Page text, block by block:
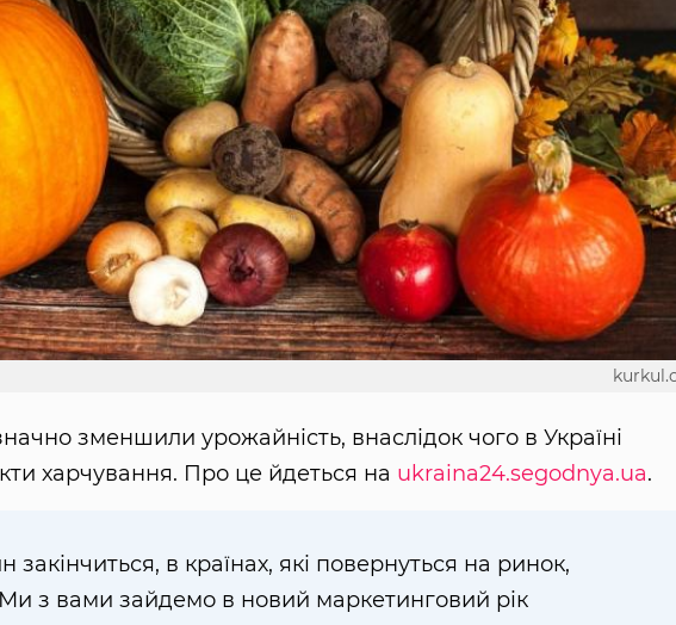
зменшили урожайність, внаслідок чого в Україні
харчування. Про це йдеться на ukraina24.segodnya.ua.
закінчиться, в країнах, які повернуться на ринок,
з вами зайдемо в новий маркетинговий рік